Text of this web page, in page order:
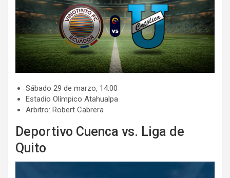
​​Sábado 29 de marzo, 14:00
​​Estadio Olímpico Atahualpa
​​Arbitro: Robert Cabrera
Deportivo Cuenca vs. Liga de
Quito